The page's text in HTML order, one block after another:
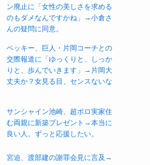
ン廃止に「女性の美しさを求める
のもダメなんですかね」→小倉さ
んの疑問に同意。
ベッキー、巨人・片岡コーチとの
交際報道に「ゆっくりと、しっか
りと、歩んでいきます」→片岡大
丈夫か？女見る目、センスないな
サンシャイン池崎、超ボロ実家住
む両親に新築プレゼント→本当に
良い人。ずっと応援したい。
宮迫、渡部建の謝罪会見に言及→